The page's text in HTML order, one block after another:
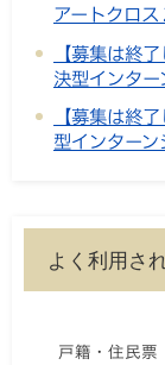
アートクロ
【募集は終
決型インター
【募集は終
型インターン
よく利用さ
戸籍・住民票